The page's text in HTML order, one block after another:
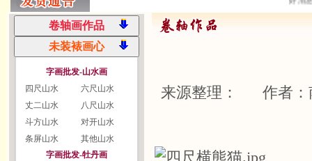
字画批发-山水画
四尺山水
六尺山水
丈二山水
八尺山水
斗方山水
对开山水
条屏山水
其他山水
字画批发-牡丹画
来源整理： 作者：